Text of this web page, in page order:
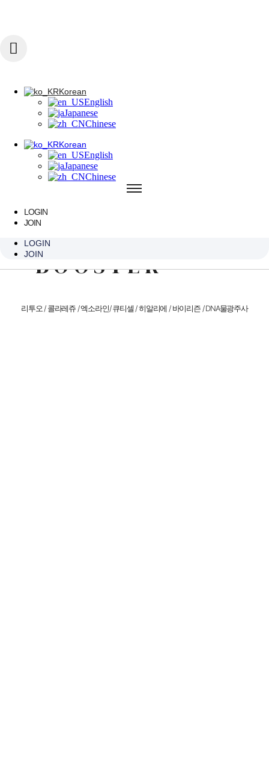
Korean
English
Japanese
Chinese
Korean
English
Japanese
Chinese
LOGIN
JOIN
LOGIN
JOIN
Korean
English
Japanese
BTQ SKIN
BOOSTER
리투오 / 콜라레쥬 / 엑소라인/ 큐티셀 / 히알리에 / 바이리즌 / DNA물광주사